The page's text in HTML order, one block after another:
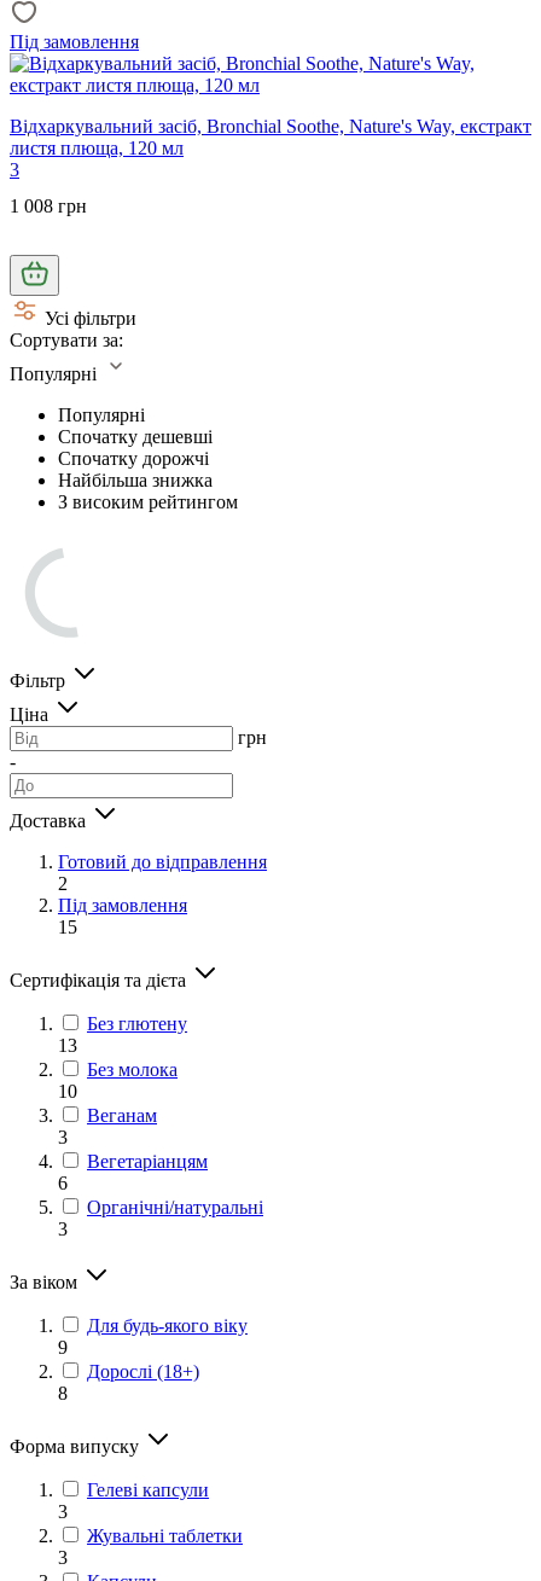
Під замовлення
Відхаркувальний засіб, Bronchial Soothe, Nature's Way, екстракт
листя плюща, 120 мл
3
1 008 грн
Усі фільтри
Сортувати за:
Популярні
Популярні
Спочатку дешевші
Спочатку дорожчі
Найбільша знижка
З високим рейтингом
Фільтр
Ціна
грн
-
Доставка
Готовий до відправлення
2
Під замовлення
15
Сертифікація та дієта
Без глютену
13
Без молока
10
Веганам
3
Вегетаріанцям
6
Органічні/натуральні
3
За віком
Для будь-якого віку
9
Дорослі (18+)
8
Форма випуску
Гелеві капсули
3
Жувальні таблетки
3